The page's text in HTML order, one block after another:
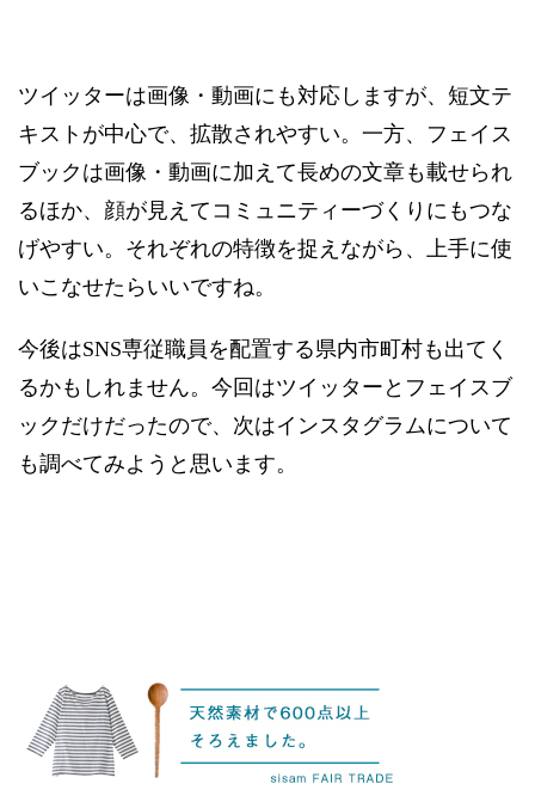
ツイッターは画像・動画にも対応しますが、短文テ
キストが中心で、拡散されやすい。一方、フェイス
ブックは画像・動画に加えて長めの文章も載せられ
るほか、顔が見えてコミュニティーづくりにもつな
げやすい。それぞれの特徴を捉えながら、上手に使
いこなせたらいいですね。
今後はSNS専従職員を配置する県内市町村も出てく
るかもしれません。今回はツイッターとフェイスブ
ックだけだったので、次はインスタグラムについて
も調べてみようと思います。